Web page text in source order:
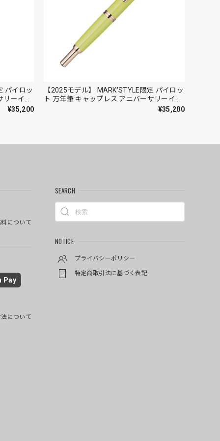
パイロッ
ーイエ
¥35,200
【2025モデル】 MARK'STYLE限定 パイロッ
ト 万年筆 キャップレス アニバーサリーイエ
ロー F（細字）/ M（中字）＜ゴールド＞¥35,200
について
Pay
について
SEARCH
NOTICE
プライバシーポリシー
特定商取引法に基づく表記